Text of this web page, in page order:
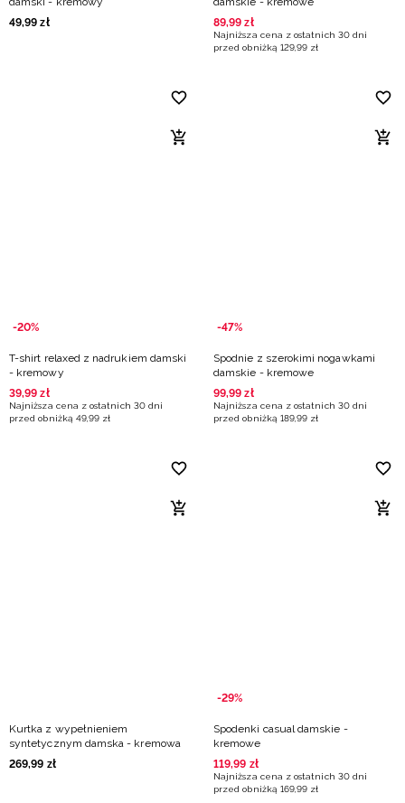
49,99 zł
89,99 zł
Najniższa cena z ostatnich 30 dni
przed obniżką 129,99 zł
-20%
T-shirt relaxed z nadrukiem damski
- kremowy
39,99 zł
Najniższa cena z ostatnich 30 dni
przed obniżką 49,99 zł
-47%
Spodnie z szerokimi nogawkami
damskie - kremowe
99,99 zł
Najniższa cena z ostatnich 30 dni
przed obniżką 189,99 zł
Kurtka z wypełnieniem
syntetycznym damska - kremowa
269,99 zł
-29%
Spodenki casual damskie -
kremowe
119,99 zł
Najniższa cena z ostatnich 30 dni
przed obniżką 169,99 zł